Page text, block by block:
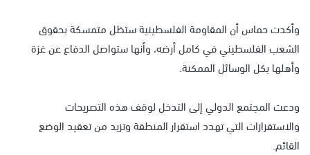
وأكدت حماس أن المقاومة الفلسطينية ستظل متمسكة بحقوق
الشعب الفلسطيني في كامل أرضه، وأنها ستواصل الدفاع عن غزة
وأهلها بكل الوسائل الممكنة.
ودعت المجتمع الدولي إلى التدخل لوقف هذه التصريحات
والاستفزازات التي تهدد استقرار المنطقة وتزيد من تعقيد الوضع
القائم.